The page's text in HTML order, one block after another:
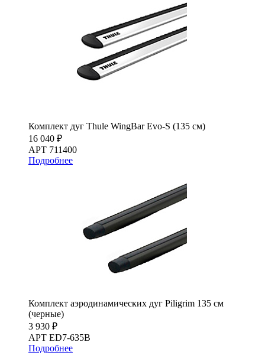
Комплект дуг Thule WingBar Evo-S (135 см)
16 040 ₽
АРТ 711400
Подробнее
Комплект аэродинамических дуг Piligrim 135 см
(черные)
3 930 ₽
АРТ ED7-635B
Подробнее